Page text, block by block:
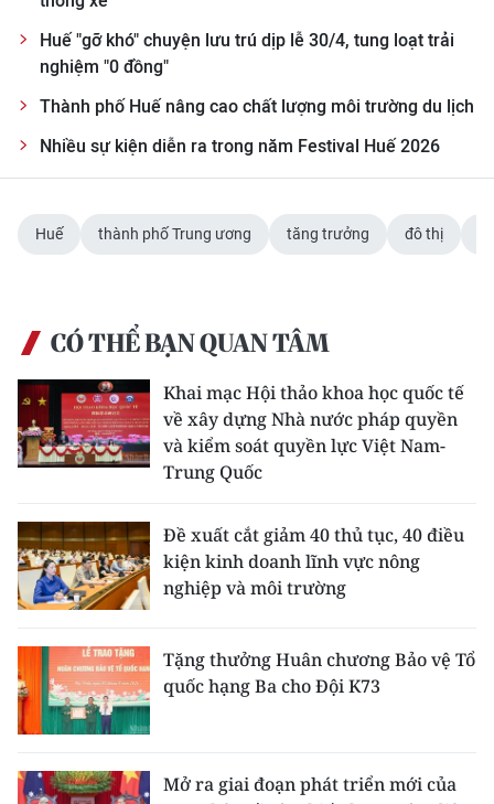
Huế "gỡ khó" chuyện lưu trú dịp lễ 30/4, tung loạt trải
nghiệm "0 đồng"
Thành phố Huế nâng cao chất lượng môi trường du lịch
Nhiều sự kiện diễn ra trong năm Festival Huế 2026
Huế thành phố Trung ương tăng trưởng đô thị
CÓ THỂ BẠN QUAN TÂM
Khai mạc Hội thảo khoa học quốc tế
về xây dựng Nhà nước pháp quyền
và kiểm soát quyền lực Việt Nam-
Trung Quốc
Đề xuất cắt giảm 40 thủ tục, 40 điều
kiện kinh doanh lĩnh vực nông
nghiệp và môi trường
Tặng thưởng Huân chương Bảo vệ Tổ
quốc hạng Ba cho Đội K73
Mở ra giai đoạn phát triển mới của